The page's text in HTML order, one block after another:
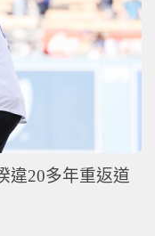
違20多年重返道